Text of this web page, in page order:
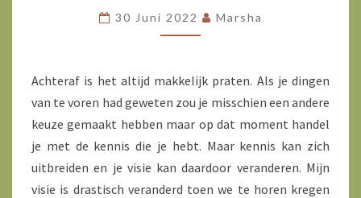
RUG
VAN
ANDER
30 Juni 2022 Marsha
Achteraf is het altijd makkelijk praten. Als je dingen
van te voren had geweten zou je misschien een andere
keuze gemaakt hebben maar op dat moment handel
je met de kennis die je hebt. Maar kennis kan zich
uitbreiden en je visie kan daardoor veranderen. Mijn
visie is drastisch veranderd toen we te horen kregen